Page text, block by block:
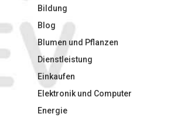
Bildung
Blog
Blumen und Pflanzen
Dienstleistung
Einkaufen
Elektronik und Computer
Energie